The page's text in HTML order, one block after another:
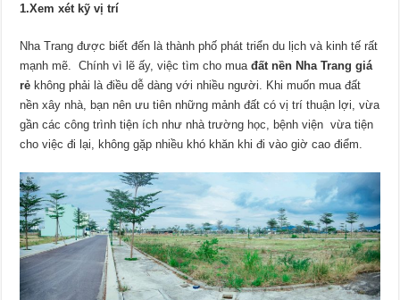
1.Xem xét kỹ vị trí
Nha Trang được biết đến là thành phố phát triển du lịch và kinh tế rất
mạnh mẽ. Chính vì lẽ ấy, việc tìm cho muađất nền Nha Trang giá
rẻkhông phải là điều dễ dàng với nhiều người. Khi muốn mua đất
nền xây nhà, bạn nên ưu tiên những mảnh đất có vị trí thuận lợi, vừa
gần các công trình tiện ích như nhà trường học, bệnh viện vừa tiện
cho việc đi lại, không gặp nhiều khó khăn khi đi vào giờ cao điểm.